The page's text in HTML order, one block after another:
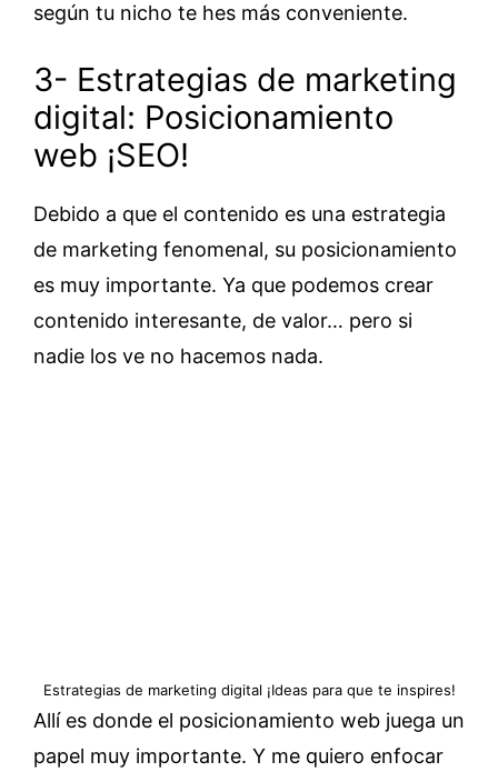
según tu nicho te hes más conveniente.
3- Estrategias de marketing
digital: Posicionamiento
web ¡SEO!
Debido a que el contenido es una estrategia
de marketing fenomenal, su posicionamiento
es muy importante. Ya que podemos crear
contenido interesante, de valor… pero si
nadie los ve no hacemos nada.
Estrategias de marketing digital ¡Ideas para que te inspires!
Allí es donde el posicionamiento web juega un
papel muy importante. Y me quiero enfocar